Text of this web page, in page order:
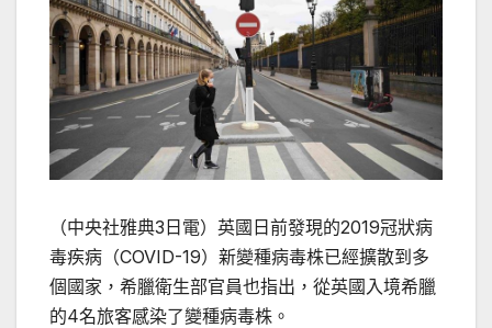
（中央社雅典3日電）英國日前發現的2019冠狀病
毒疾病（COVID-19）新變種病毒株已經擴散到多
個國家，希臘衛生部官員也指出，從英國入境希臘
的4名旅客感染了變種病毒株。